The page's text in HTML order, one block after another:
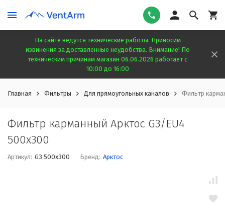
На сайте ведутся технические работы. Приносим
извинения за доставленные неудобства. Внимание! По
техническим причинам магазин 06.06.2026 работает с
10:00 до 16:00
Главная Фильтры Для прямоугольных каналов Фильтр
Фильтр карманный Арктос G3/EU4
500x300
Артикул: G3 500x300 Бренд: Арктос